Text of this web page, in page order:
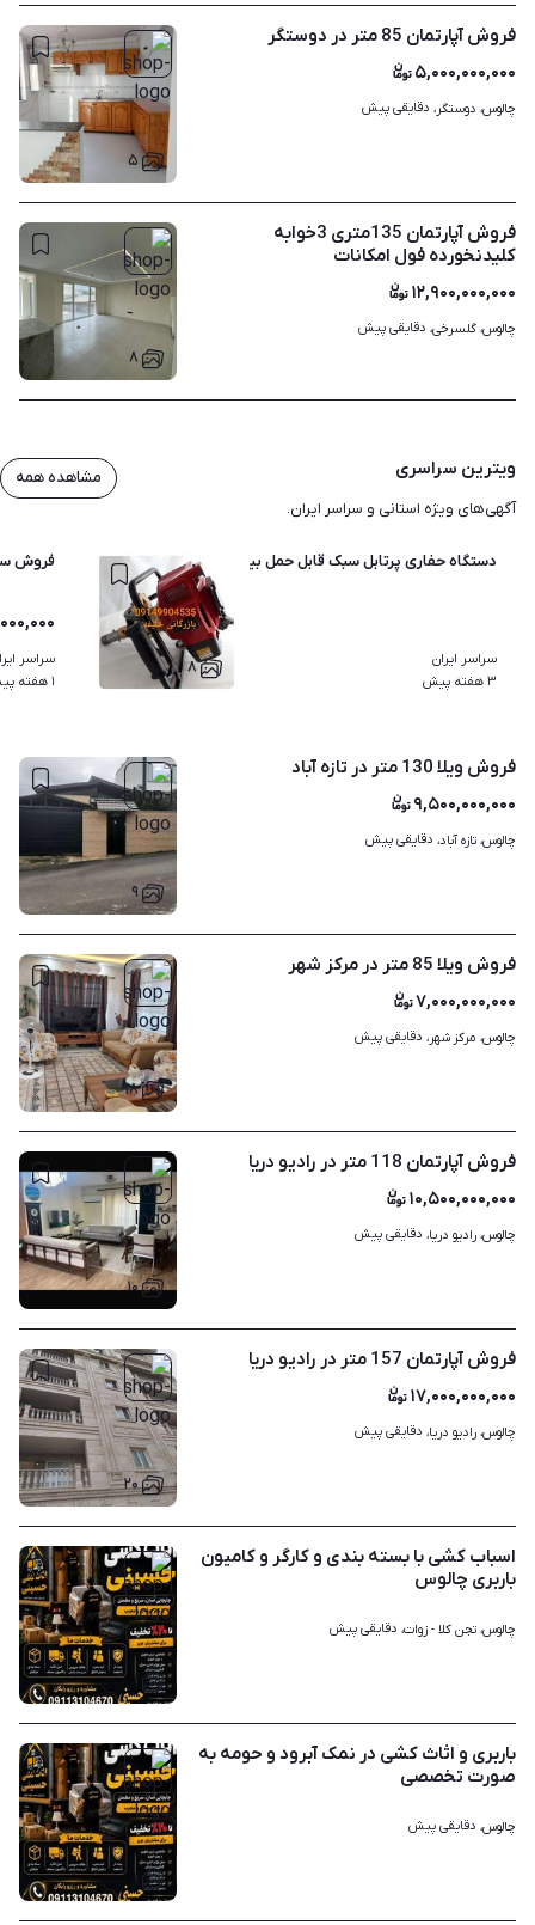
۵
فروش آپارتمان 85 متر در دوستگر
۵,۰۰۰,۰۰۰,۰۰۰
چالوس، دوستگر، دقایقی پیش
۸
فروش آپارتمان 135متری 3خوابه
کلیدنخورده فول امکانات
۱۲,۹۰۰,۰۰۰,۰۰۰
چالوس، گلسرخی، دقایقی پیش
ویترین سراسری
آگهی‌های ویژه استانی و سراسر ایران.
مشاهده همه
۸
دستگاه حفاری پرتابل سبک قابل حمل بیصدا مغزه گیری کورگیری
سراسر ایران
۳ هفته پیش
فروش
سراسر
۱ هفته پیش
۹
فروش ویلا 130 متر در تازه آباد
۹,۵۰۰,۰۰۰,۰۰۰
چالوس، تازه آباد، دقایقی پیش
۱۸
فروش ویلا 85 متر در مرکز شهر
۷,۰۰۰,۰۰۰,۰۰۰
چالوس، مرکز شهر، دقایقی پیش
۱۰
فروش آپارتمان 118 متر در رادیو دریا
۱۰,۵۰۰,۰۰۰,۰۰۰
چالوس، رادیو دریا، دقایقی پیش
۲۰
فروش آپارتمان 157 متر در رادیو دریا
۱۷,۰۰۰,۰۰۰,۰۰۰
چالوس، رادیو دریا، دقایقی پیش
۱
اسباب کشی با بسته بندی و کارگر و کامیون
باربری چالوس
چالوس، تجن کلا - زوات، دقایقی پیش
۱
باربری و اثاث کشی در نمک آبرود و حومه به
صورت تخصصی
چالوس، دقایقی پیش